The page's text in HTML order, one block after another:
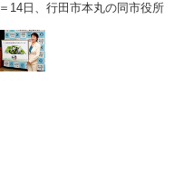
＝14日、行田市本丸の同市役所